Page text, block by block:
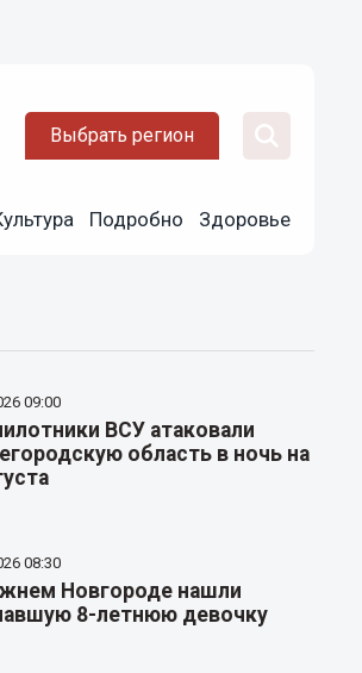
Выбрать регион
Подробно Здоровье
09:00
ВСУ атаковали
область в ночь на
08:30
Новгороде нашли
8-летнюю девочку